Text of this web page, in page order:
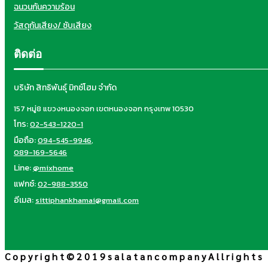
ฉนวนกันความร้อน
วัสดุกันเสียง/ ซับเสียง
ติดต่อ
บริษัท สิทธิพันธุ์ มิกซ์โฮม จำกัด
157 หมู่8 แขวงหนองจอก เขตหนองจอก กรุงเทพ 10530
โทร:02-543-1220-1
มือถือ:094-545-9946,
089-169-5646
Line:@mixhome
แฟกซ์:02-988-3550
อีเมล: sittiphankhamai@gmail.com
C o p y r i g h t © 2 0 1 9 s a l a t a n c o m p a n y A l l r i g h t s